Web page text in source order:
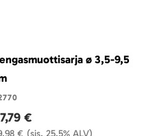
ø 3,5-9,5
(sis. 25.5% ALV)
€
€